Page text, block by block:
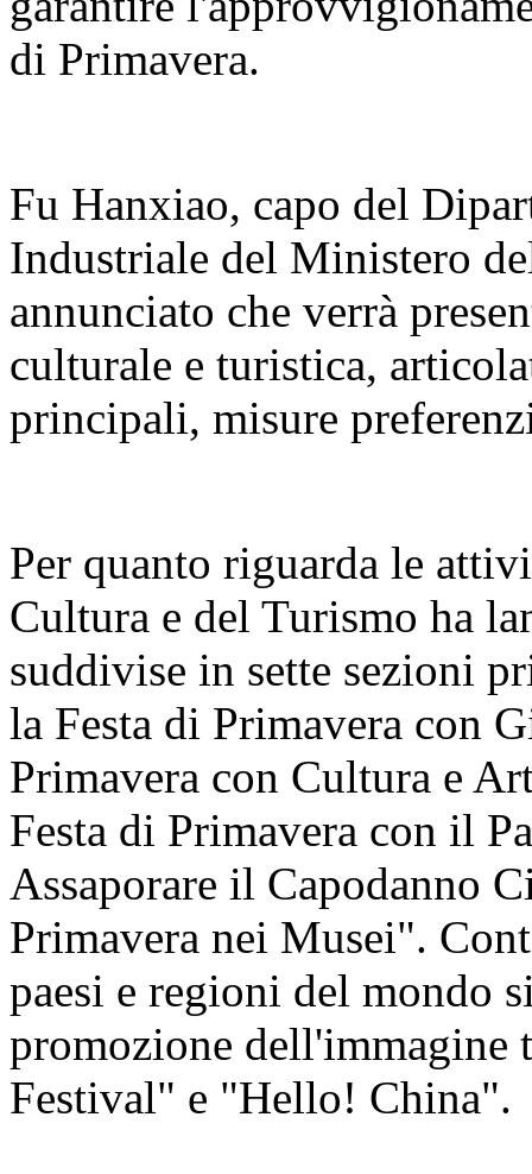
di Primavera.
Fu Hanxiao, capo del
Industriale del Ministero
annunciato che verrà
culturale e turistica,
principali, misure
Per quanto riguarda le
Cultura e del Turismo ha
suddivise in sette sezioni
la Festa di Primavera con
Primavera con Cultura e
Festa di Primavera con il
Assaporare il Capodanno
Primavera nei Musei".
paesi e regioni del mondo
promozione dell'immagine
Festival" e "Hello! China".